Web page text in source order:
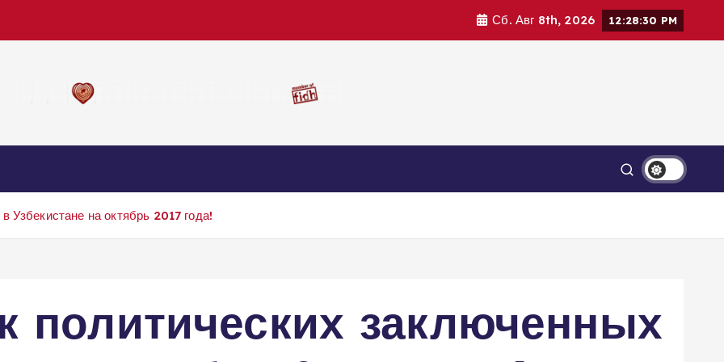
Сб. Авг 8th, 2026 12:28:31 PM
Узбекистане на октябрь 2017 года!
политических заключенных